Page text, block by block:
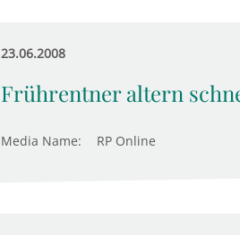
23.06.2008
Frührentner altern
Media Name: RP Online